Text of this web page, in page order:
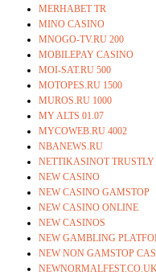
MERHABET TR
MINO CASINO
MNOGO-TV.RU 200
MOBILEPAY CASINO
MOI-SAT.RU 500
MOTOPES.RU 1500
MUROS.RU 1000
MY ALTS 01.07
MYCOWEB.RU 4002
NBANEWS.RU
NETTIKASINOT TRUSTLY
NEW CASINO
NEW CASINO GAMSTOP
NEW CASINO ONLINE
NEW CASINOS
NEW GAMBLING
NEW NON GAMSTOP
NEWNORMALFEST.CO.UK